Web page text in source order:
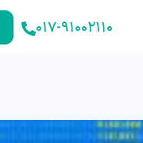
۰۱۷-۹۱۰۰۲۱۱۰